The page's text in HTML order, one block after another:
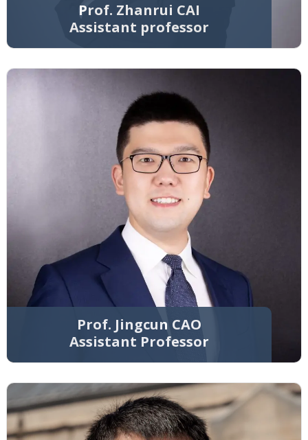
Prof. Zhanrui CAI
Assistant professor
Prof. Jingcun CAO
Assistant Professor